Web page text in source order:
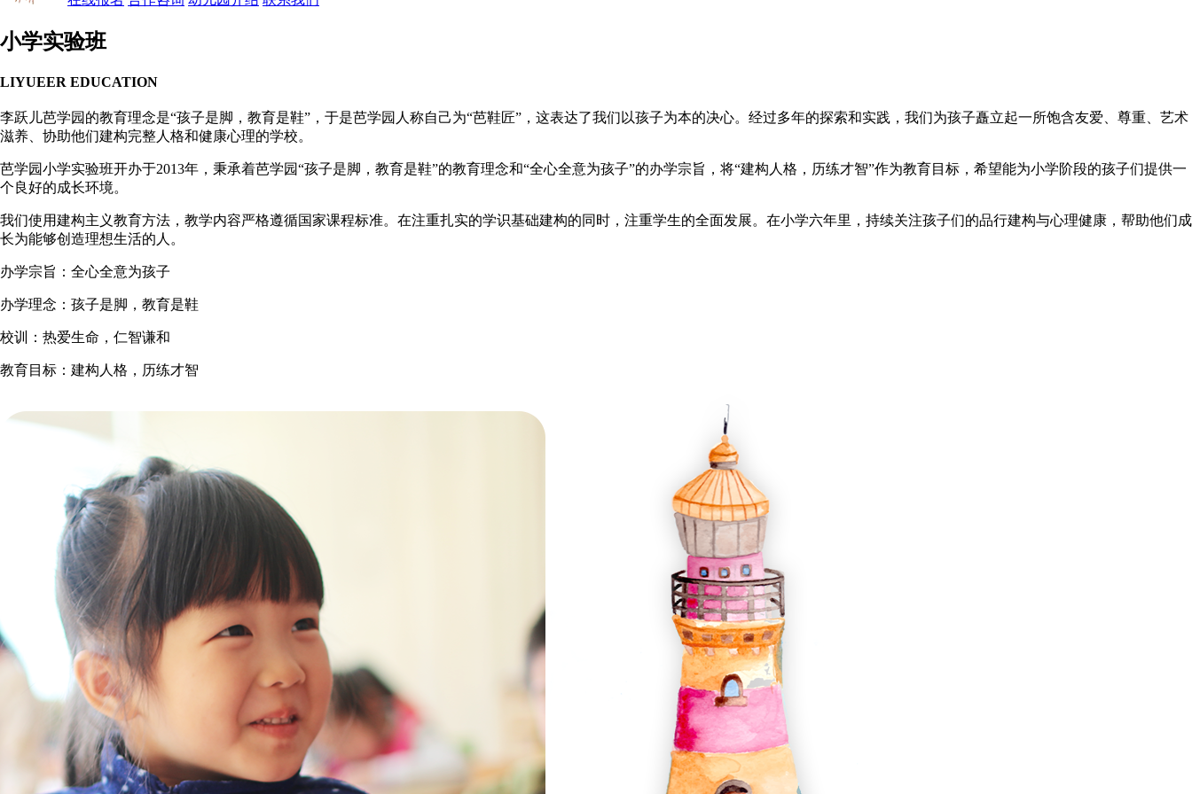
小学实验班
LIYUEER EDUCATION
李跃儿芭学园的教育理念是“孩子是脚，教育是鞋”，于是芭学园人称自己为“芭鞋匠”，这表达了我们以孩子为本的决心。经过多年的探索和实践，我们为孩子矗立起一所饱含友爱、尊重、艺术
滋养、协助他们建构完整人格和健康心理的学校。
芭学园小学实验班开办于2013年，秉承着芭学园“孩子是脚，教育是鞋”的教育理念和“全心全意为孩子”的办学宗旨，将“建构人格，历练才智”作为教育目标，希望能为小学阶段的孩子们提供一
个良好的成长环境。
我们使用建构主义教育方法，教学内容严格遵循国家课程标准。在注重扎实的学识基础建构的同时，注重学生的全面发展。在小学六年里，持续关注孩子们的品行建构与心理健康，帮助他们成
长为能够创造理想生活的人。
办学宗旨：全心全意为孩子
办学理念：孩子是脚，教育是鞋
校训：热爱生命，仁智谦和
教育目标：建构人格，历练才智